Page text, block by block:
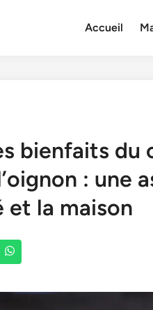
Accueil
bienfaits du
: une
et la maison